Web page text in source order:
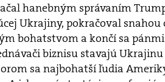
hanebným správaním
Ukrajiny, pokračoval
bohatstvom a končí sa
biznisu stavajú
sa najbohatší ľudia